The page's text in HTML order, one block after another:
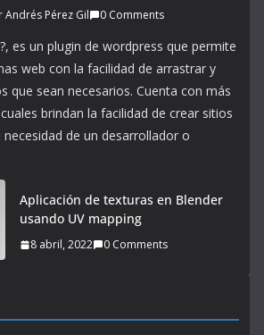
Andrés Pérez Gil 0 Comments
es un plugin de wordpress que permite
web con la facilidad de arrastrar y
que sean necesarios. Cuenta con más
brindan la facilidad de crear sitios
de un desarrollador o
Aplicación de texturas en Blender
usando UV mapping
8 abril, 2022 0 Comments